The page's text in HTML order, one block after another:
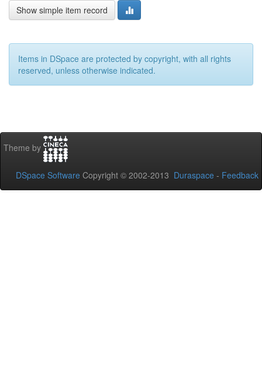
Show simple item record
Items in DSpace are protected by copyright, with all rights
reserved, unless otherwise indicated.
Theme by
DSpace Software Copyright © 2002-2013 Duraspace - Feedback